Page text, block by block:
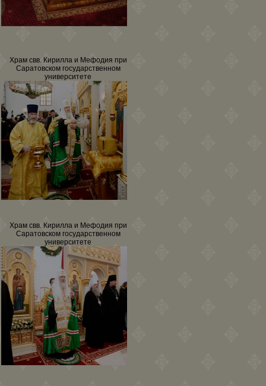
Храм свв. Кирилла и Мефодия при
Саратовском государственном
университете
Храм свв. Кирилла и Мефодия при
Саратовском государственном
университете